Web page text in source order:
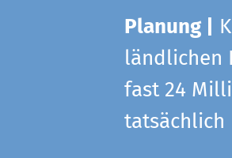
Planung |
ländlichen
fast 24
tatsächlich